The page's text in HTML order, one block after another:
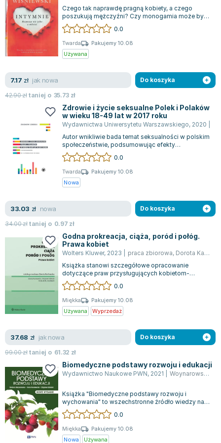
Książki o naukach politycznych dla studentów
Książki do nauk przyrodniczych dla studentów
Książki do nauk społecznych dla studentów
Książki do nauk ścisłych dla studentów
Technologia żywności - książki
Zarządzanie i marketing - książki
Nauka języków obcych - książki
Podręczniki dla nauczycieli - metodyka
Repetytoria, testy i materiały pomocnicze
Bolesław Prus
Clive Cussler
Wanda Chotomska
Józef Ignacy Kraszewski
Martyna Wojciechowska
Melissa De la Cruz
Blanka Lipińska
Jaś Kapela
Agatha Christie
Witold Gadowski
Jan Pietrzak
Marcin Kowalczyk
Piotr Zychowicz
Piotr Kościelny
Jan Piński
Zygmunt Freud
Agata Passent
Michel Moran
Jo Nesbo
Antoine de Saint Exupery
Mark Twain
Marcin Meller
Paulina Młynarska
ks. Piotr Pawlukiewicz
Jarosław Sokołowski
Piotr Latocha
Michael Scott
Piotr Semka
Jarosław Iwaszkiewicz
Czego tak naprawdę pragną kobiety, a czego
poszukują mężczyźni? Czy monogamia może być
żarliwa i ekscytująca? Jakie wyzwania stają...
0.0
Twarda
Pakujemy 10.08
Używana
7.17 zł jak nowa
42.90złtaniej o 35.73 zł
Do koszyka
Zdrowie i życie seksualne Polek i Polaków
w wieku 18-49 lat w 2017 roku
Wydawnictwa Uniwersytetu Warszawskiego, 2020
Autor wnikliwie bada temat seksualności w polskim
społeczeństwie, podsumowując efekty
dwudziestoletnich badań nad zmianami w zacho...
0.0
Twarda
Pakujemy 10.08
Nowa
33.03 zł nowa
34.00złtaniej o 0.97 zł
Do koszyka
Godna prokreacja, ciąża, poród i połóg.
Prawa kobiet
Wolters Kluwer, 2023 praca zbiorowa, Dorota Karkowska
Książka stanowi szczegółowe opracowanie
dotyczące praw przysługujących kobietom-
pacjentkom w Polsce, gdy korzystają z usług
opieki...
0.0
Miękka
Pakujemy 10.08
Używana
Wyprzedaż
37.68 zł jak nowa
99.00złtaniej o 61.32 zł
Do koszyka
Biomedyczne podstawy rozwoju i edukacji
Wydawnictwo Naukowe PWN, 2021 Woynarowska Magdalena
Książka "Biomedyczne podstawy rozwoju i
wychowania" to wszechstronne źródło wiedzy na
temat różnych aspektów rozwoju człowieka ora...
0.0
Miękka
Pakujemy 10.08
Nowa
Używana